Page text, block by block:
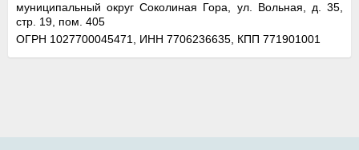
муниципальный округ Соколиная Гора, ул. Вольная, д. 35,
стр. 19, пом. 405
ОГРН 1027700045471, ИНН 7706236635, КПП 771901001